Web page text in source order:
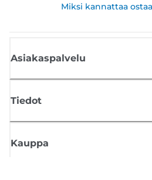
Miksi kannattaa
Asiakaspalvelu
Tiedot
Kauppa